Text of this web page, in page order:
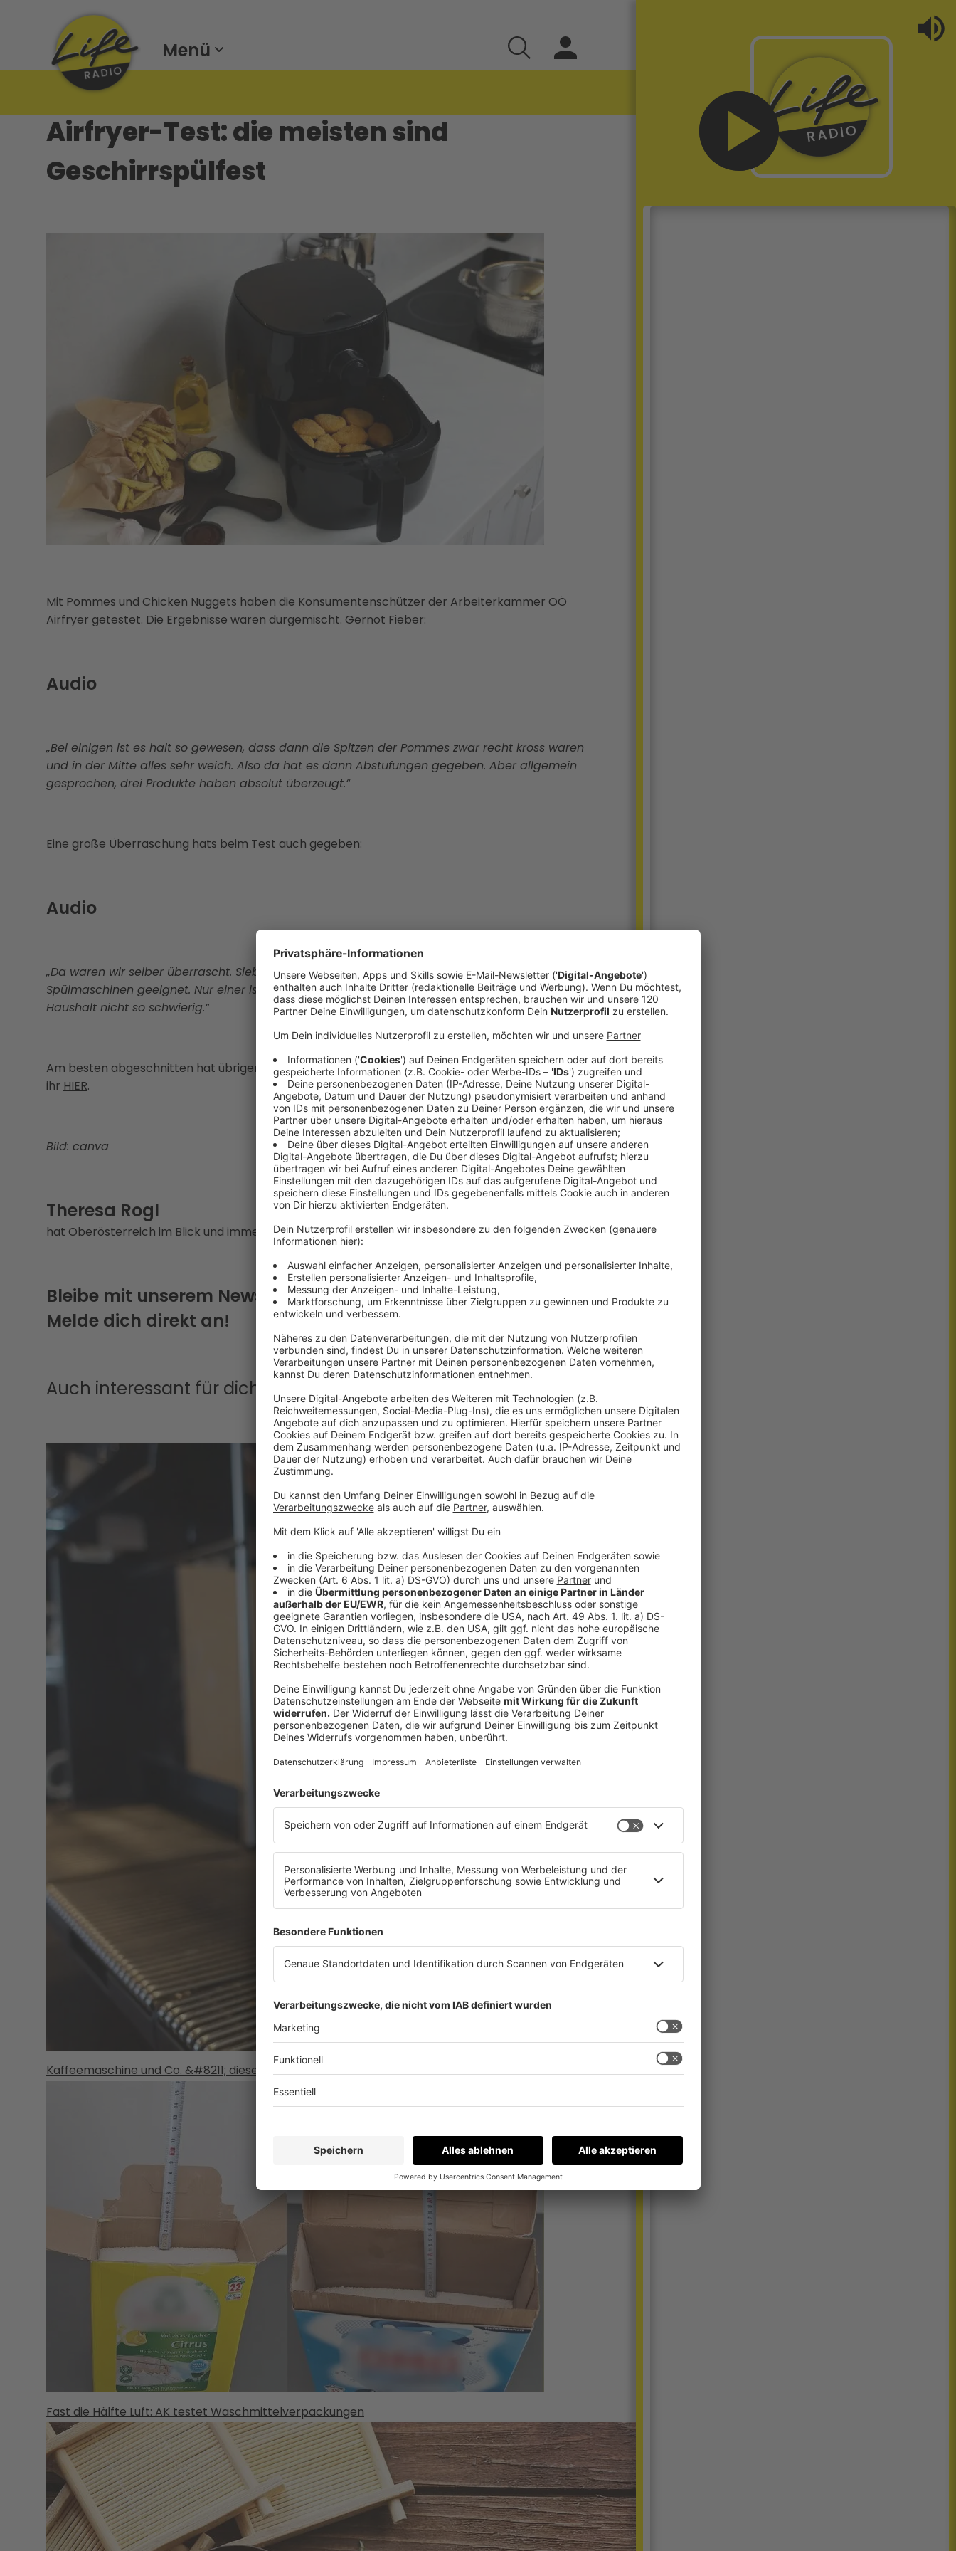
Menü
Airfryer-Test: die meisten sind
Geschirrspülfest
Mit Pommes und Chicken Nuggets haben die Konsumentenschützer der Arbeiterkammer OÖ
Airfryer getestet. Die Ergebnisse waren durgemischt. Gernot Fieber:
Audio
„Bei einigen ist es halt so gewesen, dass dann die Spitzen der Pommes zwar recht kross waren
und in der Mitte alles sehr weich. Also da hat es dann Abstufungen gegeben. Aber allgemein
gesprochen, drei Produkte haben absolut überzeugt.“
Eine große Überraschung hats beim Test auch gegeben:
Audio
„Da waren wir selber überrascht. Sieben von den Produkten, die wir getestet haben, sind
Spülmaschinen geeignet. Nur einer ist für die Handwäsche, ist vielleicht für einen Single-
Haushalt nicht so schwierig.“
Am besten abgeschnitten hat übrigens ein Modell für knapp 40 Euro. Den kompletten Test findet
ihr HIER.
Bild: canva
Theresa Rogl
hat Oberösterreich im Blick und immer eine Geschichte auf Lager!
Bleibe mit unserem Newsletter immer auf dem Laufenden.
Melde dich direkt an!
Auch interessant für dich
Kaffeemaschine und Co. &#8211; diese Gegenstände sind schmutziger als die Toilette
Fast die Hälfte Luft: AK testet Waschmittelverpackungen